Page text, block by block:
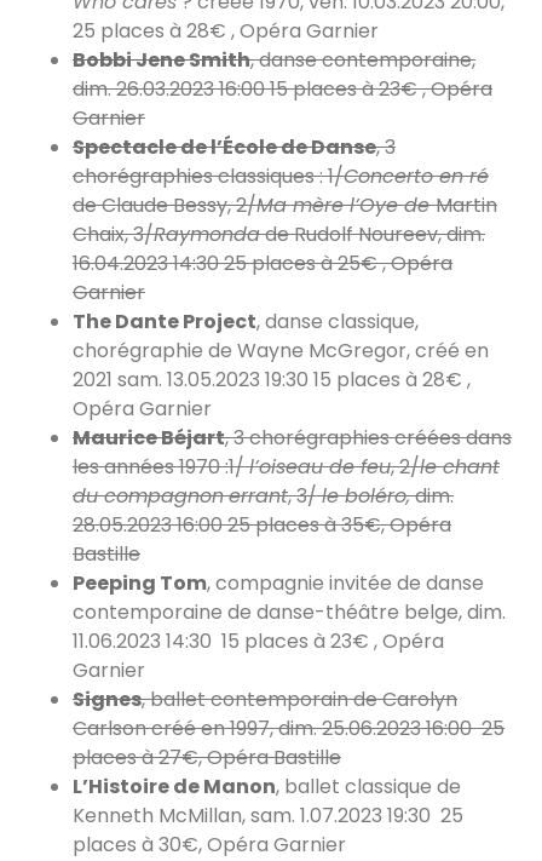
25 places à 28€ , Opéra Garnier
Bobbi Jene Smith, danse contemporaine,
dim. 26.03.2023 16:00 15 places à 23€ , Opéra
Garnier
Spectacle de l’École de Danse, 3
chorégraphies classiques : 1/Concerto en ré
de Claude Bessy, 2/Ma mère l’Oye deMartin
Chaix, 3/Raymondade Rudolf Noureev, dim.
16.04.2023 14:30 25 places à 25€ , Opéra
Garnier
The Dante Project, danse classique,
chorégraphie de Wayne McGregor, créé en
2021 sam. 13.05.2023 19:30 15 places à 28€ ,
Opéra Garnier
Maurice Béjart, 3 chorégraphies créées dans
les années 1970 :1/l’oiseau de feu, 2/le chant
du compagnonerrant, 3/le boléro,dim.
28.05.2023 16:00 25 places à 35€, Opéra
Bastille
Peeping Tom, compagnie invitée de danse
contemporaine de danse-théâtre belge, dim.
11.06.2023 14:30 15 places à 23€ , Opéra
Garnier
Signes, ballet contemporain de Carolyn
Carlson créé en 1997, dim. 25.06.2023 16:00 25
places à 27€, Opéra Bastille
L’Histoire de Manon, ballet classique de
Kenneth McMillan, sam. 1.07.2023 19:30 25
places à 30€, Opéra Garnier